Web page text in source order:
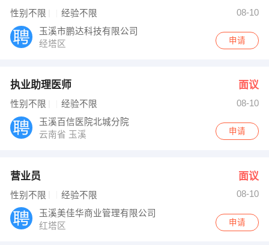
性别不限 经验不限
08-10
玉溪市鹏达科技有限公司
经塔区
申请
执业助理医师 面议
性别不限 经验不限
08-10
玉溪百信医院北城分院
云南省 玉溪
申请
营业员 面议
性别不限 经验不限
08-10
玉溪美佳华商业管理有限公司
红塔区
申请